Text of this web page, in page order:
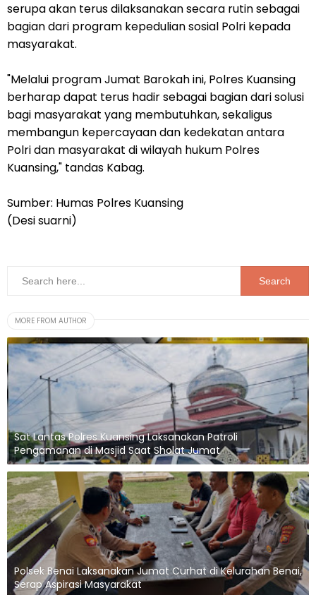
serupa akan terus dilaksanakan secara rutin sebagai
bagian dari program kepedulian sosial Polri kepada
masyarakat.
"Melalui program Jumat Barokah ini, Polres Kuansing
berharap dapat terus hadir sebagai bagian dari solusi
bagi masyarakat yang membutuhkan, sekaligus
membangun kepercayaan dan kedekatan antara
Polri dan masyarakat di wilayah hukum Polres
Kuansing," tandas Kabag.
Sumber: Humas Polres Kuansing
(Desi suarni)
MORE FROM AUTHOR
Sat Lantas Polres Kuansing Laksanakan Patroli
Pengamanan di Masjid Saat Sholat Jumat
Polsek Benai Laksanakan Jumat Curhat di Kelurahan Benai,
Serap Aspirasi Masyarakat